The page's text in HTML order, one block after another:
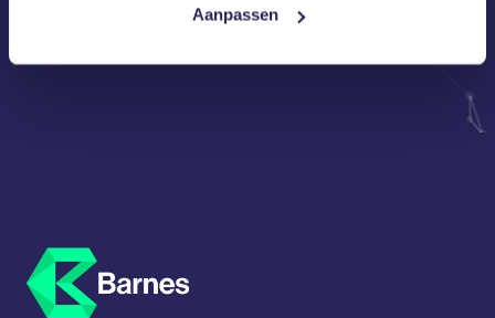
Aanpassen
en zal deze nooit delen met 3en